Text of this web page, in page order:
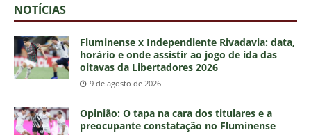
NOTÍCIAS
Fluminense x Independiente Rivadavia: data,
horário e onde assistir ao jogo de ida das
oitavas da Libertadores 2026
9 de agosto de 2026
Opinião: O tapa na cara dos titulares e a
preocupante constatação no Fluminense